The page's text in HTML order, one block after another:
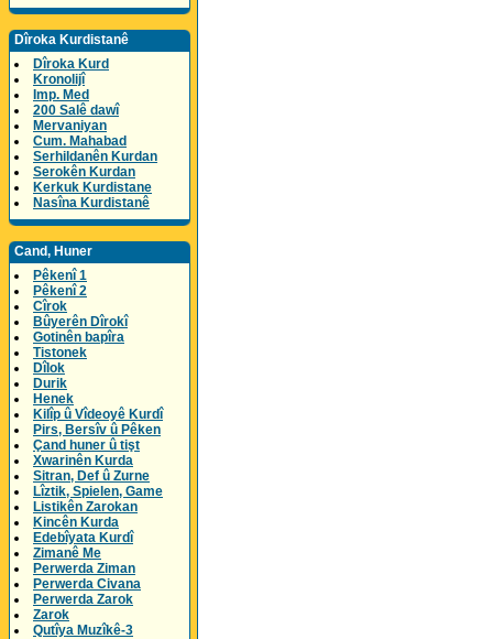
Dîroka Kurdistanê
Dîroka Kurd
Kronolijî
Imp. Med
200 Salê dawî
Mervaniyan
Cum. Mahabad
Serhildanên Kurdan
Serokên Kurdan
Kerkuk Kurdistane
Nasîna Kurdistanê
Cand, Huner
Pêkenî 1
Pêkenî 2
Cîrok
Bûyerên Dîrokî
Gotinên bapîra
Tistonek
Dîlok
Durik
Henek
Kilîp û Vîdeoyê Kurdî
Pirs, Bersîv û Pêken
Çand huner û tişt
Xwarinên Kurda
Sitran, Def û Zurne
Lîztik, Spielen, Game
Listikên Zarokan
Kincên Kurda
Edebîyata Kurdî
Zimanê Me
Perwerda Ziman
Perwerda Civana
Perwerda Zarok
Zarok
Qutîya Muzîkê-3